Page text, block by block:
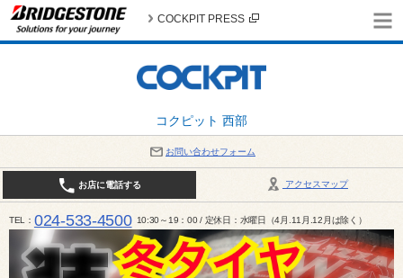
コクピット 西部
COCKPIT PRESS
お問い合わせフォーム
アクセスマップ
お店に電話する
TEL 024-533-4500 10:30～19：00 / 定休日：水曜日（4月.11月.12月